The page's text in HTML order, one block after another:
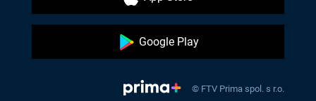
Google Play
© FTV Prima spol. s r.o.